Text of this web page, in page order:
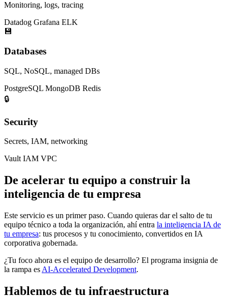
Monitoring, logs, tracing
Datadog Grafana ELK
💾
Databases
SQL, NoSQL, managed DBs
PostgreSQL MongoDB Redis
🔒
Security
Secrets, IAM, networking
Vault IAM VPC
De acelerar tu equipo a construir la
inteligencia de tu empresa
Este servicio es un primer paso. Cuando quieras dar el salto de tu
equipo técnico a toda la organización, ahí entra la inteligencia IA de
tu empresa: tus procesos y tu conocimiento, convertidos en IA
corporativa gobernada.
¿Tu foco ahora es el equipo de desarrollo? El programa insignia de
la rampa es AI-Accelerated Development.
Hablemos de tu infraestructura